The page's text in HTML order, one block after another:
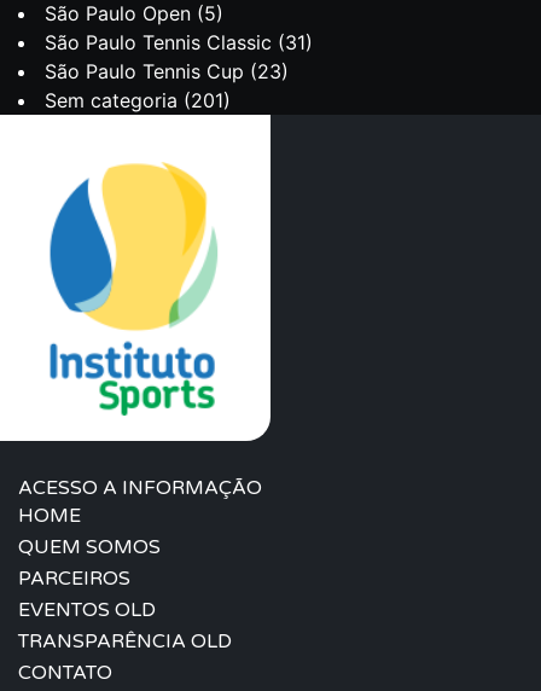
São Paulo Open (5)
São Paulo Tennis Classic (31)
São Paulo Tennis Cup (23)
Sem categoria (201)
ACESSO A INFORMAÇÃO
HOME
QUEM SOMOS
PARCEIROS
EVENTOS OLD
TRANSPARÊNCIA OLD
CONTATO